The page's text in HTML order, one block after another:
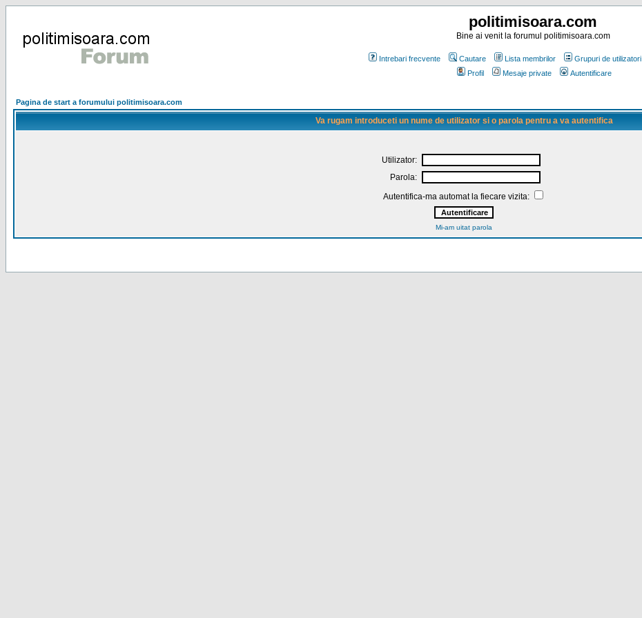
politimisoara.com
Bine ai venit la forumul politimisoara.com
Intrebari frecvente Cautare Lista membrilor Grupuri de utilizatori
Profil
Mesaje private Autentificare
Pagina de start a forumului politimisoara.com
Va rugam introduceti un nume de utilizator si o parola pentru a va autentifica
Utilizator:
Parola:
Autentifica-ma automat la fiecare vizita:
Mi-am uitat parola